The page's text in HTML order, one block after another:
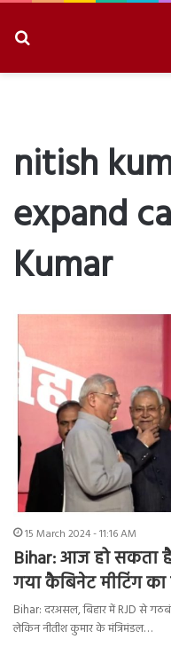
nitish
expand
Kumar
15 March 2024 - 11:16 AM
Bihar: आज हो सकता है
गया कैबिनेट मीटिंग
Bihar: दरअसल, बिहार में RJD से
लेकिन नीतीश कुमार के मंत्रिमंडल…